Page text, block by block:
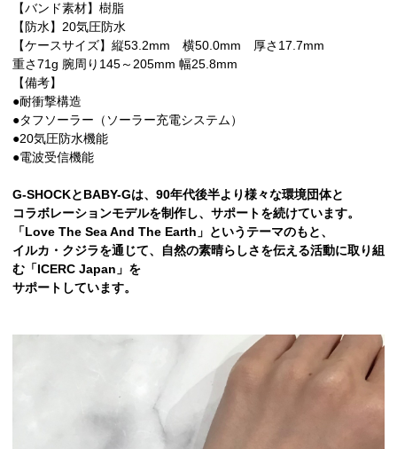
【バンド素材】樹脂
【防水】20気圧防水
【ケースサイズ】縦53.2mm 横50.0mm 厚さ17.7mm
重さ71g 腕周り145～205mm 幅25.8mm
【備考】
●耐衝撃構造
●タフソーラー（ソーラー充電システム）
●20気圧防水機能
●電波受信機能
G-SHOCKとBABY-Gは、90年代後半より様々な環境団体と
コラボレーションモデルを制作し、サポートを続けています。
「Love The Sea And The Earth」というテーマのもと、
イルカ・クジラを通じて、自然の素晴らしさを伝える活動に取り組
む「ICERC Japan」を
サポートしています。